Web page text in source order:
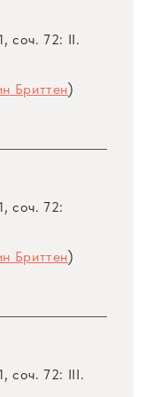
виолончели,
барочным
а также
искусством
Подобно
квартету
(вторая и
из других
свою
программу;
цитаты из
творческой
соч. 72: II.
Бриттен)
соч. 72:
Бриттен)
соч. 72: III.